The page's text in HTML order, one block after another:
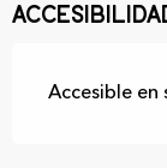
Accesible en